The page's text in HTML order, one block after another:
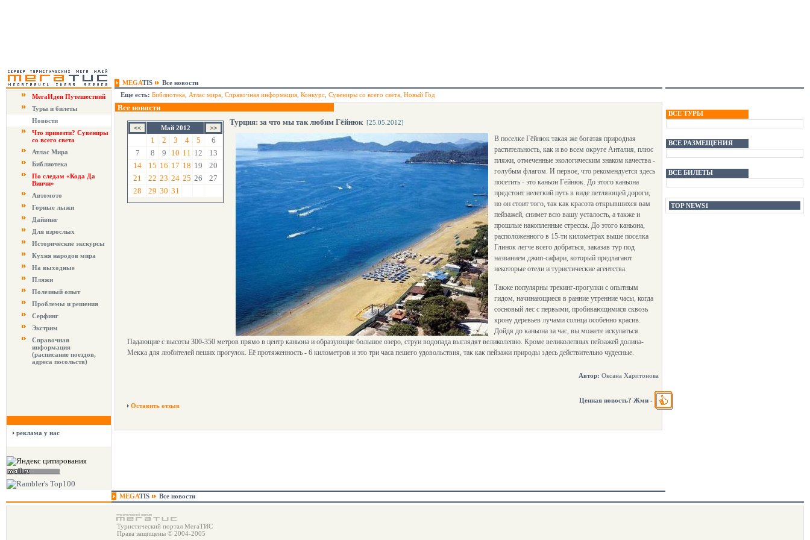
MEGATIS
Все новости
МегаИдеи Путешествий
Туры и билеты
Новости
Что привезти? Сувениры
со всего света
Атлас Мира
Библиотека
По следам «Кода Да
Винчи»
Автомото
Горные лыжи
Дайвинг
Для взрослых
Исторические экскурсы
Кухня народов мира
На выходные
Пляжи
Полезный опыт
Проблемы и решения
Серфинг
Экстрим
Справочная
информация
(расписание поездов,
адреса посольств)
реклама у нас
Еще есть: Библиотека Атлас мира Справочная информация Конкурс Сувениры со всего света Новый Год
Все новости
Май 2012
1 2 3 4 5
6
7
8 9 10 11 12
13
14
15 16 17 18 19
20
21
22 23 24 25 26
27
28
29 30 31
Турция: за что мы так любим Гёйнюк [25.05.2012]
В поселке Гёйнюк такая же богатая природная
растительность, как и во всем округе Анталия, плюс
пляжи, отмеченные экологическим знаком качества -
голубым флагом. И первое, что рекомендуется здесь
посетить - это каньон Гёйнюк. До этого каньона
предстоит нелегкий путь в виде петляющей дороги,
но он стоит того, так как красота открывшихся вам
пейзажей, снимет всю вашу усталость, а также и
прошлые накопленные стрессы. До этого каньона,
расположенного в 15-ти километрах выше поселка
Глинок легче всего добраться, заказав тур под
названием джип-сафари, который предлагают
некоторые отели и туристические агентства.
Также популярны трекинг-прогулки с опытным
гидом, начинающиеся в ранние утренние часы, когда
сосновый лес с первыми, пробивающимися сквозь
крону деревьев лучами солнца особенно красив.
Дойдя до каньона за час, вы можете искупаться.
Падающие с высоты 300-350 метров прямо в центр каньона и образующие большое озеро, струи водопада выглядят великолепно. Кроме великолепных пейзажей долина-
Мекка для любителей пеших прогулок. Её протяженность - 6 километров и это три часа пешего удовольствия, так как пейзажи природы здесь действительно чудесные.
Автор: Оксана Харитонова
Оставить отзыв
Ценная новость? Жми -
ВСЕ ТУРЫ
ВСЕ РАЗМЕЩЕНИЯ
ВСЕ БИЛЕТЫ
TOP NEWS1
MEGATIS Все новости
Туристический портал МегаТИС
Права защищены © 2004-2005